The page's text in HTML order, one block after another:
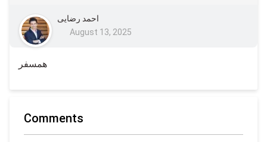
احمد رضایی
August 13, 2025
همسفر
Comments